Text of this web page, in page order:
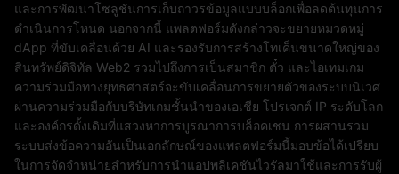
และการพัฒนาโซลูชันการเก็บถาวรข้อมูลแบบบล็อกเพื่อลดต้นทุนการ
ดำเนินการโหนด นอกจากนี้ แพลตฟอร์มดังกล่าวจะขยายหมวดหมู่
dApp ที่ขับเคลื่อนด้วย AI และรองรับการสร้างโทเค็นขนาดใหญ่ของ
สินทรัพย์ดิจิทัล Web2 รวมไปถึงการเป็นสมาชิก ตั๋ว และไอเทมเกม
ความร่วมมือทางยุทธศาสตร์จะขับเคลื่อนการขยายตัวของระบบนิเวศ
ผ่านความร่วมมือกับบริษัทเกมชั้นนำของเอเชีย โปรเจกต์ IP ระดับโลก
และองค์กรดั้งเดิมที่แสวงหาการบูรณาการบล็อคเชน การผสานรวม
ระบบส่งข้อความอันเป็นเอกลักษณ์ของแพลตฟอร์มนี้มอบข้อได้เปรียบ
ในการจัดจำหน่ายสำหรับการนำแอปพลิเคชันไวรัลมาใช้และการรับผู้